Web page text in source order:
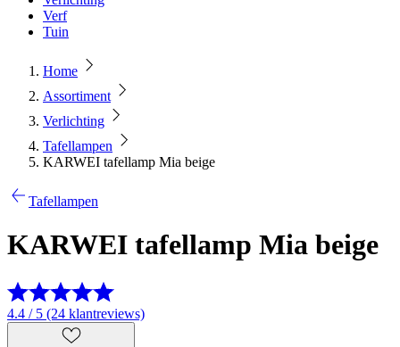
Verf
Tuin
Home
Assortiment
Verlichting
Tafellampen
KARWEI tafellamp Mia beige
Tafellampen
KARWEI tafellamp Mia beige
4.4 / 5 (24 klantreviews)